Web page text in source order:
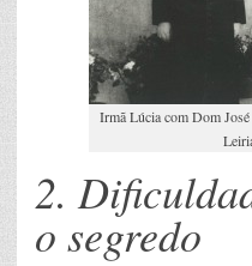
Irmã Lúcia com Dom
2.
o segredo